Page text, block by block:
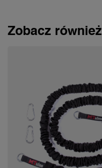
Zobacz również